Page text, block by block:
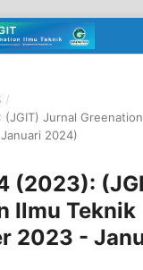
/
Jurnal
2024)
(2023):
Ilmu Teknik
2023 -